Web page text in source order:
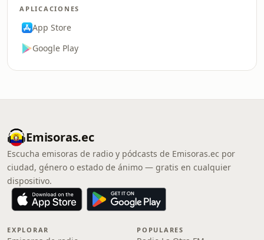
APLICACIONES
App Store
Google Play
Emisoras.ec
Escucha emisoras de radio y pódcasts de Emisoras.ec por
ciudad, género o estado de ánimo — gratis en cualquier
dispositivo.
EXPLORAR POPULARES